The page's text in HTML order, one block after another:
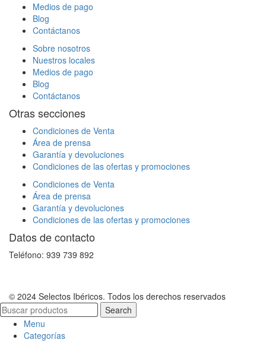
Medios de pago
Blog
Contáctanos
Sobre nosotros
Nuestros locales
Medios de pago
Blog
Contáctanos
Otras secciones
Condiciones de Venta
Área de prensa
Garantía y devoluciones
Condiciones de las ofertas y promociones
Condiciones de Venta
Área de prensa
Garantía y devoluciones
Condiciones de las ofertas y promociones
Datos de contacto
Teléfono: 939 739 892
© 2024 Selectos Ibéricos. Todos los derechos reservados
Search
Menu
Categorías